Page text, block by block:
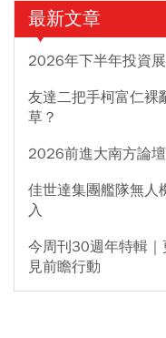
最新文章
2026年下半年投資
友達二把手柯富仁裸
草？
2026前進大南方論壇
佳世達集團艦隊無人
入
今周刊30週年特輯
見前瞻行動